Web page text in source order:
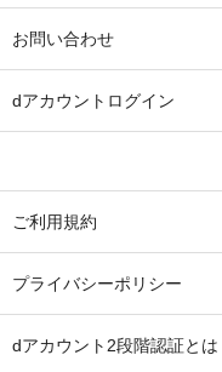
お問い合わせ
dアカウントログイン
ご利用規約
プライバシーポリシー
dアカウント2段階認証とは